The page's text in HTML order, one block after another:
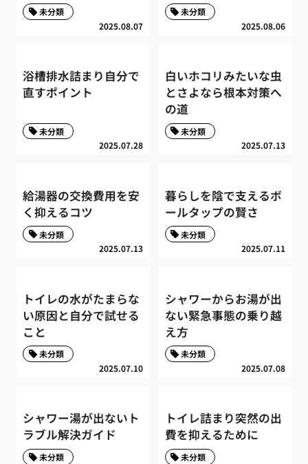
2025.08.07
未分類
2025.08.06
未分類
浴槽排水詰まり自分で
直すポイント
2025.07.28
未分類
白いホコリみたいな虫
とさよなら根本対策へ
の道
2025.07.13
未分類
給湯器の交換費用を安
く抑えるコツ
2025.07.13
未分類
暮らしを陰で支えるボ
ールタップの賢さ
2025.07.11
未分類
トイレの水がたまらな
い原因と自分で試せる
こと
2025.07.10
未分類
シャワーからお湯が出
ない緊急事態の乗り越
え方
2025.07.08
未分類
シャワー湯が出ないト
ラブル解決ガイド
未分類
トイレ詰まり突然の出
費を抑えるために
未分類